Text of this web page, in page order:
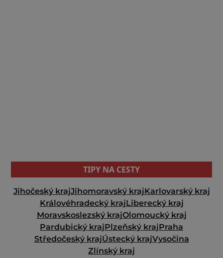
TIPY NA CESTY
Jihočeský krajJihomoravský krajKarlovarský kraj
Královéhradecký krajLiberecký kraj
Moravskoslezský krajOlomoucký kraj
Pardubický krajPlzeňský krajPraha
Středočeský krajÚstecký krajVysočina
Zlínský kraj